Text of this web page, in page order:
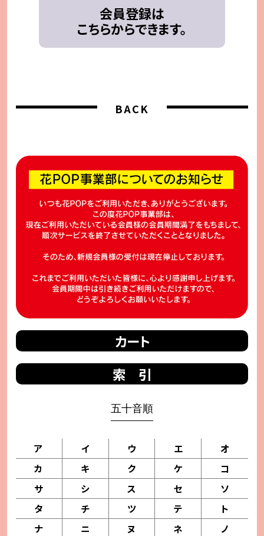
カート
索 引
五十音順
ア イ ウ エ
オ
カ
キ ク ケ
コ
サ
シ ス セ
ソ
タ
チ ツ テ
ト
ナ
ニ ヌ ネ
ノ
会員登録は
こちらからできます。
BACK